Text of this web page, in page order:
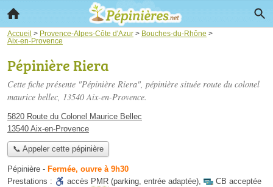
Accueil > Provence-Alpes-Côte d'Azur > Bouches-du-Rhône >
Aix-en-Provence
Pépinière Riera
Cette fiche présente "Pépinière Riera", pépinière située route du colonel
maurice bellec, 13540 Aix-en-Provence.
5820 Route du Colonel Maurice Bellec
13540 Aix-en-Provence
📞 Appeler cette pépinière
Pépinière - Fermée, ouvre à 9h30
Prestations :
accès PMR (parking, entrée adaptée), CB acceptée